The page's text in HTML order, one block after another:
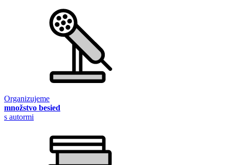
Organizujeme
množstvo besied
s autormi